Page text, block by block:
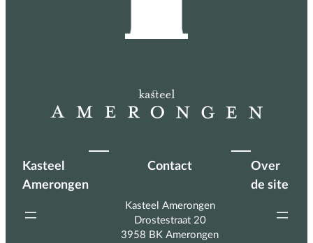
Kasteel
Amerongen
Contact
Kasteel Amerongen
Drostestraat 20
3958 BK Amerongen
Over
de site